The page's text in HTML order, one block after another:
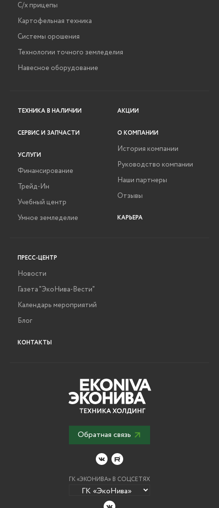
С/х прицепы
Картофельная техника
Системы орошения
Технологии точного земледелия
Навесное оборудование
ТЕХНИКА В НАЛИЧИИ
СЕРВИС И ЗАПЧАСТИ
УСЛУГИ
Финансирование
Трейд-Ин
Учебный центр
Умное земледелие
АКЦИИ
О КОМПАНИИ
История компании
Руководство компании
Наши партнеры
Отзывы
КАРЬЕРА
ПРЕСС-ЦЕНТР
Новости
Газета "ЭкоНива-Вести"
Календарь мероприятий
Блог
КОНТАКТЫ
Обратная связь
ГК «ЭКОНИВА» В СОЦСЕТЯХ